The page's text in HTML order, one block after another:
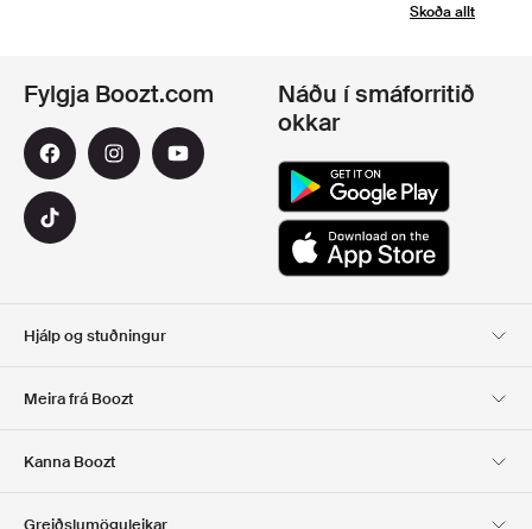
Skoða allt
Hjálp og stuðningur
Meira frá Boozt
Kanna Boozt
Fylgja Boozt.com
Náðu í smáforritið
okkar